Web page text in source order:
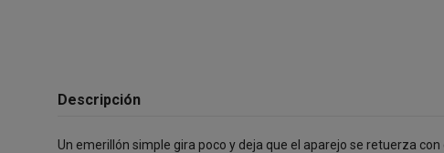
Descripción
Un emerillón simple gira poco y deja que el aparejo se retuerza